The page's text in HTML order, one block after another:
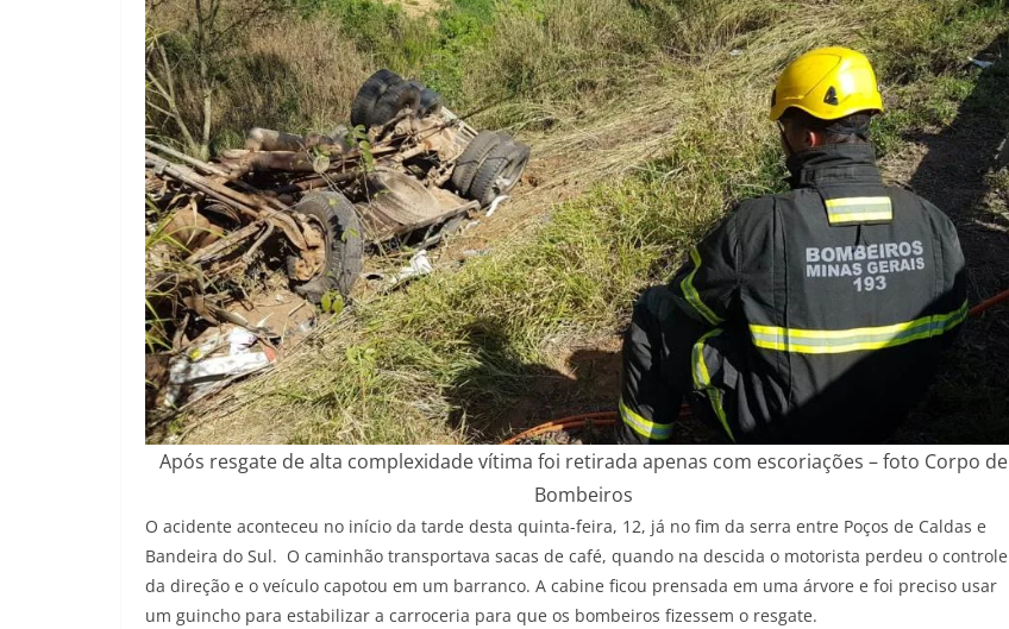
Após resgate de alta complexidade vítima foi retirada apenas com escoriações – foto Corpo de
Bombeiros
O acidente aconteceu no início da tarde desta quinta-feira, 12, já no fim da serra entre Poços de Caldas e
Bandeira do Sul. O caminhão transportava sacas de café, quando na descida o motorista perdeu o controle
da direção e o veículo capotou em um barranco. A cabine ficou prensada em uma árvore e foi preciso usar
um guincho para estabilizar a carroceria para que os bombeiros fizessem o resgate.